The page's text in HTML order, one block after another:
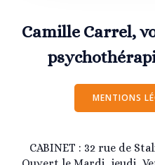
Camille Carrel,
MENTIONS
CABINET : 32 rue de